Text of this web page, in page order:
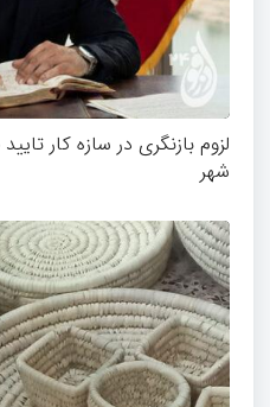
لزوم بازنگری در سازه کار
شهر